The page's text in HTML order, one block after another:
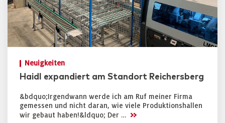
Neuigkeiten
Haidl expandiert am Standort Reichersberg
&bdquo;Irgendwann werde ich am Ruf meiner Firma
gemessen und nicht daran, wie viele Produktionshallen
wir gebaut haben!&ldquo; Der … >>